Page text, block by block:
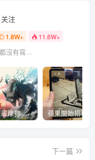
关注
1.8W+ 11.6W+
沒有寫...
EA、光榮特庫摩狩獵冒險遊戲《WILD HEARTS》公布「強大化獸」宣傳影片
下一篇